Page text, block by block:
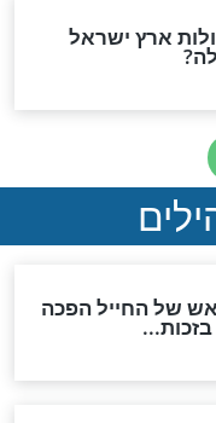
הקודש
להמתקת